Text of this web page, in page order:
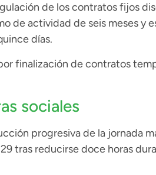
de los contratos fijos
de actividad de seis meses y
días.
finalización de contratos
sociales
progresiva de la jornada
tras reducirse doce horas